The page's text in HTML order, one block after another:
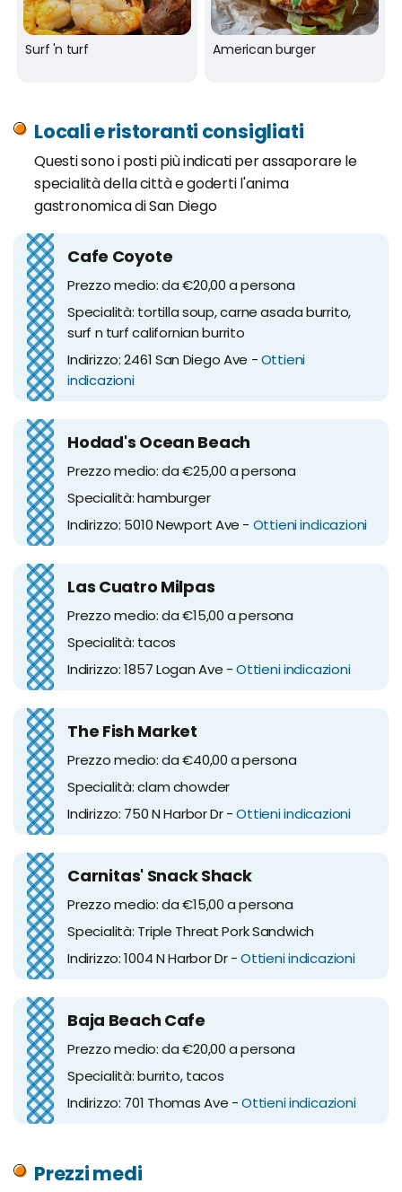
Surf 'n turf American burger
Locali e ristoranti consigliati
Questi sono i posti più indicati per assaporare le
specialità della città e goderti l'anima
gastronomica di San Diego
Cafe Coyote
Prezzo medio: da €20,00 a persona
Specialità: tortilla soup, carne asada burrito,
surf n turf californian burrito
Indirizzo: 2461 San Diego Ave -Ottieni
indicazioni
Hodad's Ocean Beach
Prezzo medio: da €25,00 a persona
Specialità: hamburger
Indirizzo: 5010 Newport Ave - Ottieni indicazioni
Las Cuatro Milpas
Prezzo medio: da €15,00 a persona
Specialità: tacos
Indirizzo: 1857 Logan Ave -Ottieni indicazioni
The Fish Market
Prezzo medio: da €40,00 a persona
Specialità: clam chowder
Indirizzo: 750 N Harbor Dr -Ottieni indicazioni
Carnitas' Snack Shack
Prezzo medio: da €15,00 a persona
Specialità: Triple Threat Pork Sandwich
Indirizzo: 1004 N Harbor Dr -Ottieni indicazioni
Baja Beach Cafe
Prezzo medio: da €20,00 a persona
Specialità: burrito, tacos
Indirizzo: 701 Thomas Ave -Ottieni indicazioni
Prezzi medi